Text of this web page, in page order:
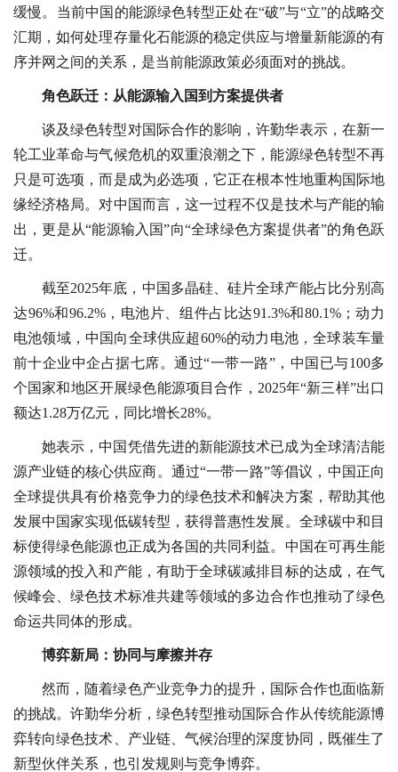
缓慢。当前中国的能源绿色转型正处在“破”与“立”的战略交
汇期，如何处理存量化石能源的稳定供应与增量新能源的有
序并网之间的关系，是当前能源政策必须面对的挑战。
角色跃迁：从能源输入国到方案提供者
谈及绿色转型对国际合作的影响，许勤华表示，在新一
轮工业革命与气候危机的双重浪潮之下，能源绿色转型不再
只是可选项，而是成为必选项，它正在根本性地重构国际地
缘经济格局。对中国而言，这一过程不仅是技术与产能的输
出，更是从“能源输入国”向“全球绿色方案提供者”的角色跃
迁。
截至2025年底，中国多晶硅、硅片全球产能占比分别高
达96%和96.2%，电池片、组件占比达91.3%和80.1%；动力
电池领域，中国向全球供应超60%的动力电池，全球装车量
前十企业中企占据七席。通过“一带一路”，中国已与100多
个国家和地区开展绿色能源项目合作，2025年“新三样”出口
额达1.28万亿元，同比增长28%。
她表示，中国凭借先进的新能源技术已成为全球清洁能
源产业链的核心供应商。通过“一带一路”等倡议，中国正向
全球提供具有价格竞争力的绿色技术和解决方案，帮助其他
发展中国家实现低碳转型，获得普惠性发展。全球碳中和目
标使得绿色能源也正成为各国的共同利益。中国在可再生能
源领域的投入和产能，有助于全球碳减排目标的达成，在气
候峰会、绿色技术标准共建等领域的多边合作也推动了绿色
命运共同体的形成。
博弈新局：协同与摩擦并存
然而，随着绿色产业竞争力的提升，国际合作也面临新
的挑战。许勤华分析，绿色转型推动国际合作从传统能源博
弈转向绿色技术、产业链、气候治理的深度协同，既催生了
新型伙伴关系，也引发规则与竞争博弈。